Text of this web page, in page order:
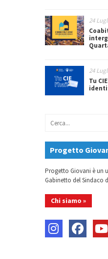
24
24
Tu
Progetto
Progetto Giovani è un
Gabinetto del Sindaco
Chi siamo »